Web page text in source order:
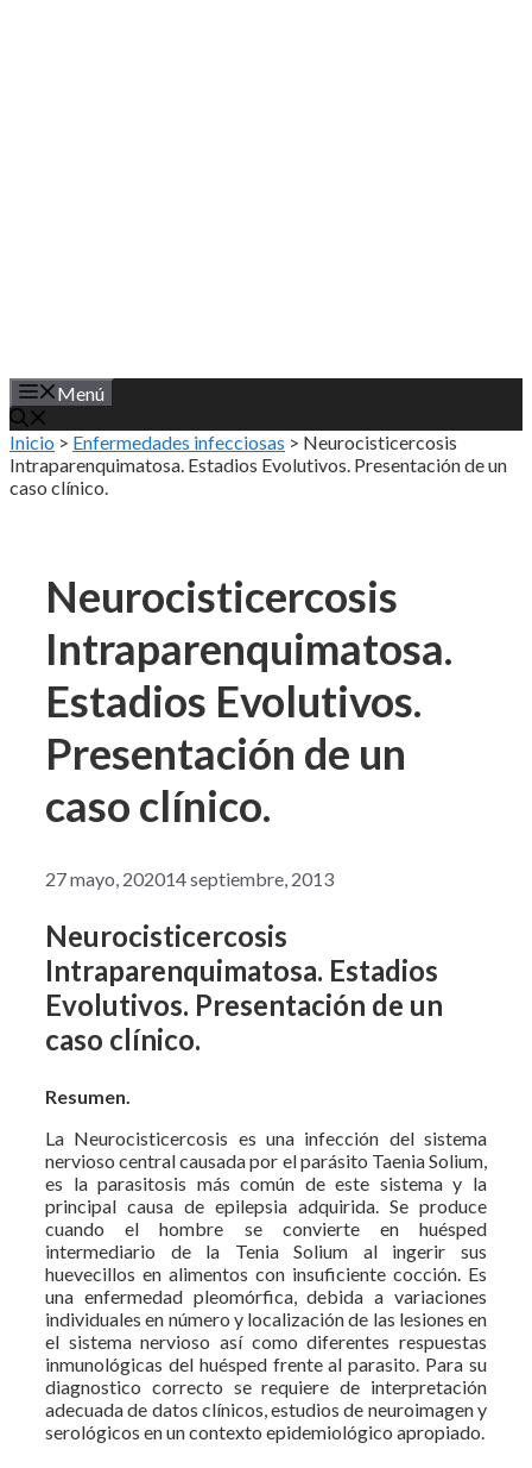
Menú
Inicio > Enfermedades infecciosas > Neurocisticercosis
Intraparenquimatosa. Estadios Evolutivos. Presentación de un
caso clínico.
Neurocisticercosis
Intraparenquimatosa.
Estadios Evolutivos.
Presentación de un
caso clínico.
27 mayo, 202014 septiembre, 2013
Neurocisticercosis
Intraparenquimatosa. Estadios
Evolutivos. Presentación de un
caso clínico.
Resumen.
La Neurocisticercosis es una infección del sistema
nervioso central causada por el parásito Taenia Solium,
es la parasitosis más común de este sistema y la
principal causa de epilepsia adquirida. Se produce
cuando el hombre se convierte en huésped
intermediario de la Tenia Solium al ingerir sus
huevecillos en alimentos con insuficiente cocción. Es
una enfermedad pleomórfica, debida a variaciones
individuales en número y localización de las lesiones en
el sistema nervioso así como diferentes respuestas
inmunológicas del huésped frente al parasito. Para su
diagnostico correcto se requiere de interpretación
adecuada de datos clínicos, estudios de neuroimagen y
serológicos en un contexto epidemiológico apropiado.